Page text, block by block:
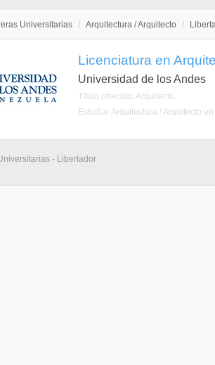
Universitarias / Arquitectura / Arquitecto /
Licenciatura en
Universidad de los Andes
Título ofrecido: Arquitecto.
Estudiar Arquitectura / Arquitecto
- Libertador